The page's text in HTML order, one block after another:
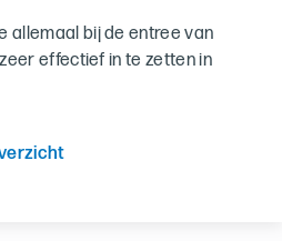
allemaal bij de entree van
effectief in te zetten in